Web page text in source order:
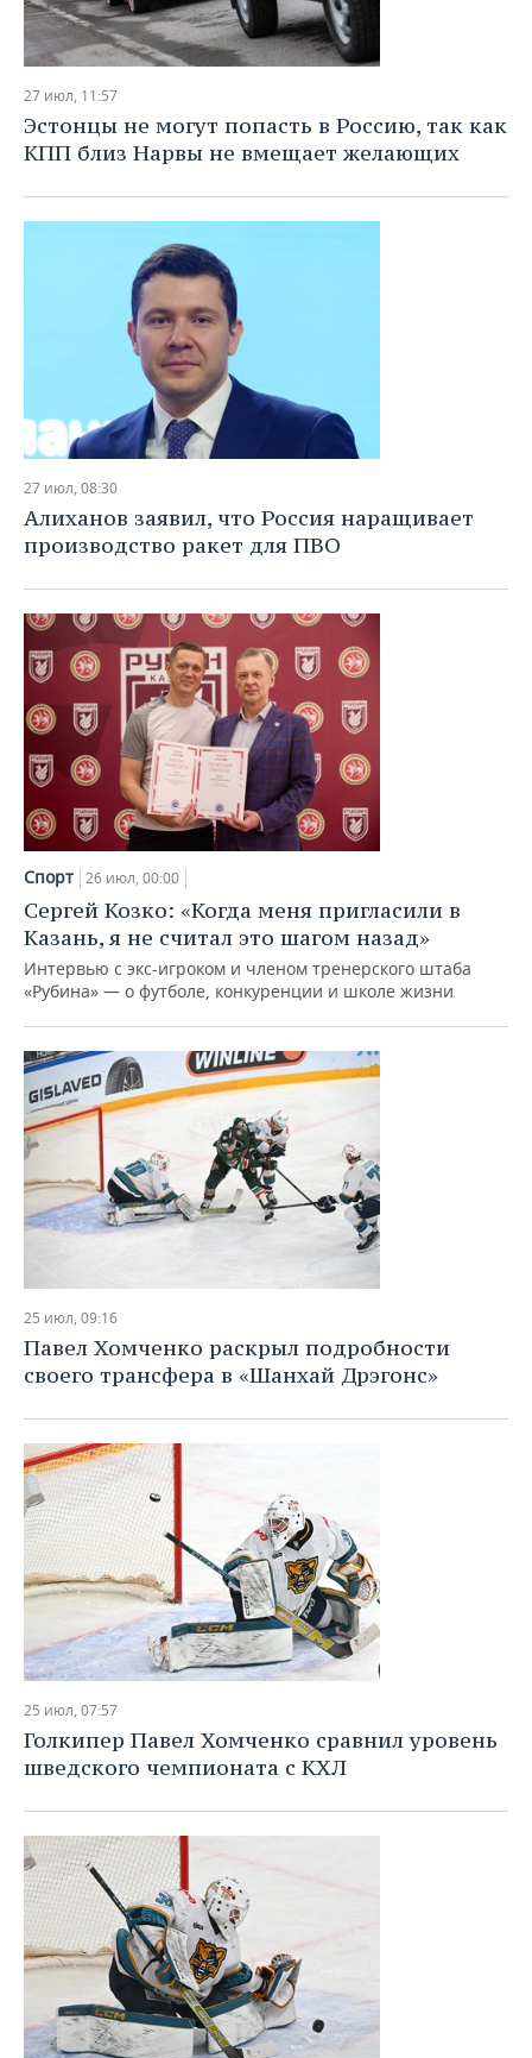
27 июл, 11:57
Эстонцы не могут попасть в Россию, так как
КПП близ Нарвы не вмещает желающих
27 июл, 08:30
Алиханов заявил, что Россия наращивает
производство ракет для ПВО
Спорт 26 июл, 00:00
Сергей Козко: «Когда меня пригласили в
Казань, я не считал это шагом назад»
Интервью с экс-игроком и членом тренерского штаба
«Рубина» — о футболе, конкуренции и школе жизни
25 июл, 09:16
Павел Хомченко раскрыл подробности
своего трансфера в «Шанхай Дрэгонс»
25 июл, 07:57
Голкипер Павел Хомченко сравнил уровень
шведского чемпионата с КХЛ